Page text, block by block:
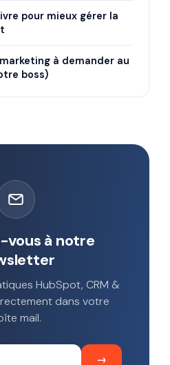
pour mieux gérer la
à demander au
boss)
vous à notre
HubSpot, CRM &
dans votre
mail.